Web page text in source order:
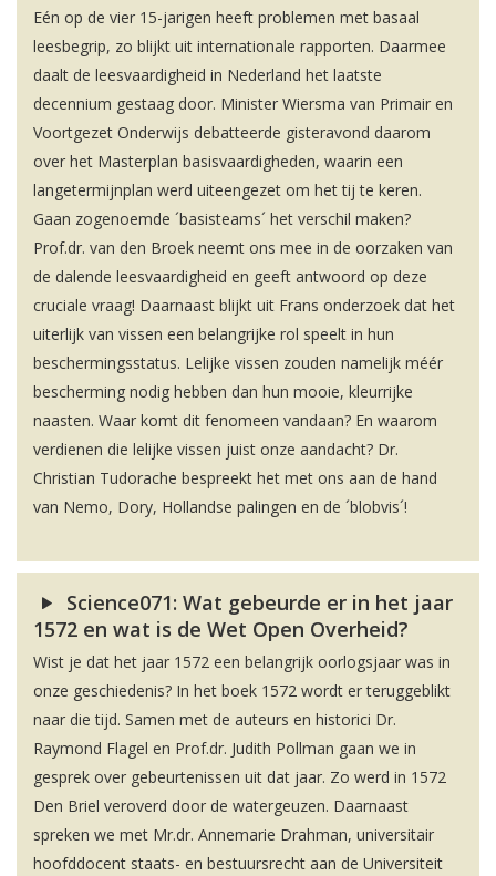
Eén op de vier 15-jarigen heeft problemen met basaal
leesbegrip, zo blijkt uit internationale rapporten. Daarmee
daalt de leesvaardigheid in Nederland het laatste
decennium gestaag door. Minister Wiersma van Primair en
Voortgezet Onderwijs debatteerde gisteravond daarom
over het Masterplan basisvaardigheden, waarin een
langetermijnplan werd uiteengezet om het tij te keren.
Gaan zogenoemde ´basisteams´ het verschil maken?
Prof.dr. van den Broek neemt ons mee in de oorzaken van
de dalende leesvaardigheid en geeft antwoord op deze
cruciale vraag! Daarnaast blijkt uit Frans onderzoek dat het
uiterlijk van vissen een belangrijke rol speelt in hun
beschermingsstatus. Lelijke vissen zouden namelijk méér
bescherming nodig hebben dan hun mooie, kleurrijke
naasten. Waar komt dit fenomeen vandaan? En waarom
verdienen die lelijke vissen juist onze aandacht? Dr.
Christian Tudorache bespreekt het met ons aan de hand
van Nemo, Dory, Hollandse palingen en de ´blobvis´!
Science071: Wat gebeurde er in het jaar
1572 en wat is de Wet Open Overheid?
Wist je dat het jaar 1572 een belangrijk oorlogsjaar was in
onze geschiedenis? In het boek 1572 wordt er teruggeblikt
naar die tijd. Samen met de auteurs en historici Dr.
Raymond Flagel en Prof.dr. Judith Pollman gaan we in
gesprek over gebeurtenissen uit dat jaar. Zo werd in 1572
Den Briel veroverd door de watergeuzen. Daarnaast
spreken we met Mr.dr. Annemarie Drahman, universitair
hoofddocent staats- en bestuursrecht aan de Universiteit